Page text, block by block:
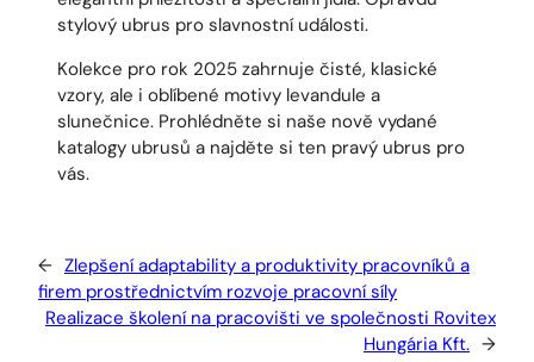
stylový ubrus pro slavnostní události.
Kolekce pro rok 2025 zahrnuje čisté, klasické
vzory, ale i oblíbené motivy levandule a
slunečnice. Prohlédněte si naše nově vydané
katalogy ubrusů a najděte si ten pravý ubrus pro
vás.
← Zlepšení adaptability a produktivity pracovníků a
firem prostřednictvím rozvoje pracovní síly
Realizace školení na pracovišti ve společnosti Rovitex
Hungária Kft. →